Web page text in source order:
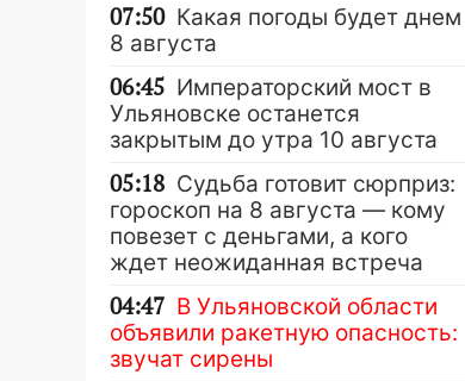
07:50 Какая погоды будет днем
8 августа
06:45 Императорский мост в
Ульяновске останется
закрытым до утра 10 августа
05:18 Судьба готовит сюрприз:
гороскоп на 8 августа — кому
повезет с деньгами, а кого
ждет неожиданная встреча
04:47 В Ульяновской области
объявили ракетную опасность:
звучат сирены